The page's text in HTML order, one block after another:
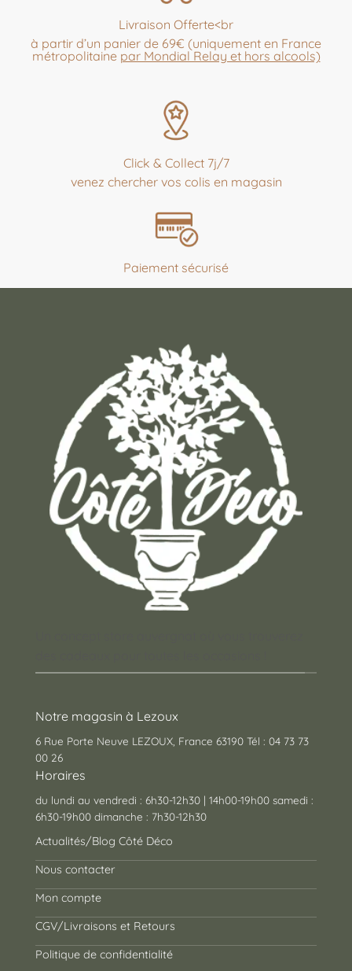
Livraison Offerte<br
à partir d’un panier de 69€ (uniquement en France
métropolitaine par Mondial Relay et hors alcools)
Click & Collect 7j/7
venez chercher vos colis en magasin
Paiement sécurisé
Notre magasin à Lezoux
6 Rue Porte Neuve LEZOUX, France 63190 Tél : 04 73 73
00 26
Horaires
du lundi au vendredi : 6h30-12h30 | 14h00-19h00 samedi :
6h30-19h00 dimanche : 7h30-12h30
Actualités/Blog Côté Déco
Nous contacter
Mon compte
CGV/Livraisons et Retours
Politique de confidentialité